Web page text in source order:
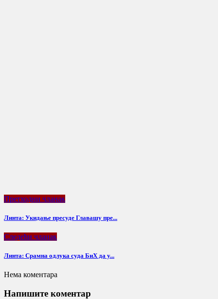
Претходни чланак
Линта: Укидање пресуде Главашу пре...
Следећи чланак
Линта: Срамна одлука суда БиХ да у...
Нема коментара
Напишите коментар